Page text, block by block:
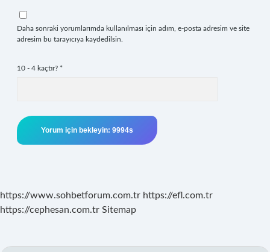
Daha sonraki yorumlarımda kullanılması için adım, e-posta adresim ve site
adresim bu tarayıcıya kaydedilsin.
10 - 4 kaçtır? *
https://www.sohbetforum.com.tr https://efl.com.tr
https://cephesan.com.tr Sitemap